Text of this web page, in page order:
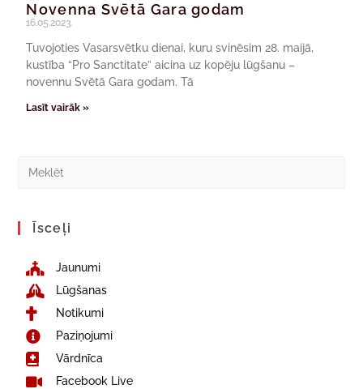
Novenna Svētā Gara godam
16.05.2023.
Tuvojoties Vasarsvētku dienai, kuru svinēsim 28. maijā,
kustība “Pro Sanctitate” aicina uz kopēju lūgšanu –
novennu Svētā Gara godam. Tā
Lasīt vairāk »
Īsceļi
Jaunumi
Lūgšanas
Notikumi
Paziņojumi
Vārdnīca
Facebook Live